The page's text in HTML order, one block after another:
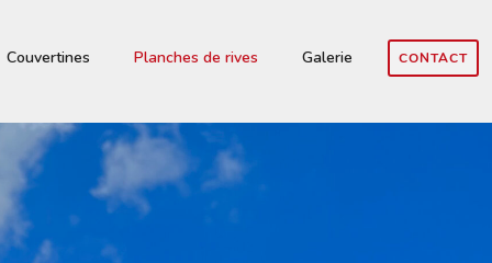
Couvertines Planches de rives Galerie CONTACT